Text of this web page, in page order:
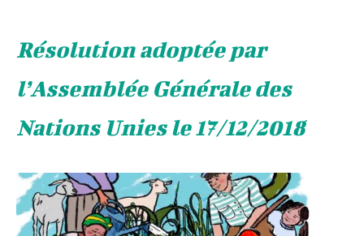
Résolution adoptée par
l’Assemblée Générale des
Nations Unies le 17/12/2018